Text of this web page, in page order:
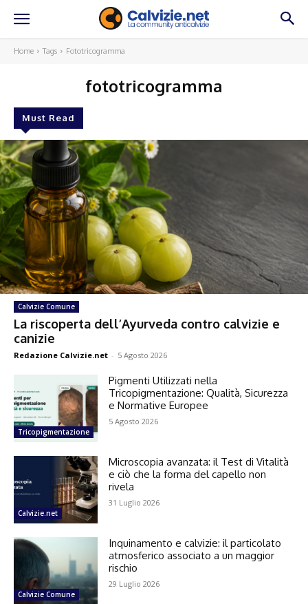
Home Tags Fototricogramma
fototricogramma
Must Read
Calvizie Comune
La riscoperta dell’Ayurveda contro calvizie e
canizie
Redazione Calvizie.net - 5 Agosto 2026
Tricopigmentazione
Pigmenti Utilizzati nella
Tricopigmentazione: Qualità, Sicurezza
e Normative Europee
5 Agosto 2026
Calvizie.net
Microscopia avanzata: il Test di Vitalità
e ciò che la forma del capello non
rivela
31 Luglio 2026
Calvizie Comune
Inquinamento e calvizie: il particolato
atmosferico associato a un maggior
rischio
29 Luglio 2026